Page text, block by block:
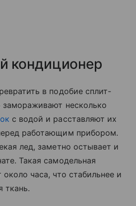
кондиционер
в подобие сплит-
несколько
с водой и расставляют их
работающим прибором.
лед, заметно остывает и
Такая самодельная
около часа, что стабильнее и
ткань.